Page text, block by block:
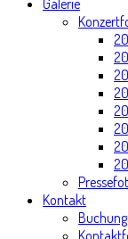
Kontakt